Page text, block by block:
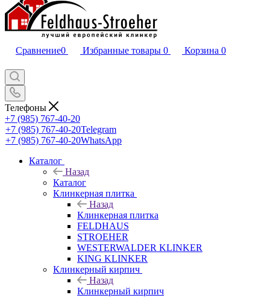
Сравнение0 Избранные товары 0 Корзина 0
Телефоны
+7 (985) 767-40-20
+7 (985) 767-40-20Telegram
+7 (985) 767-40-20WhatsApp
Каталог
Назад
Каталог
Клинкерная плитка
Назад
Клинкерная плитка
FELDHAUS
STROEHER
WESTERWALDER KLINKER
KING KLINKER
Клинкерный кирпич
Назад
Клинкерный кирпич